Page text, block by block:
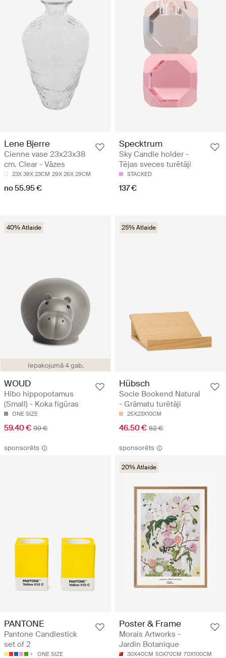
Lene Bjerre
Cienne vase 23x23x38
cm. Clear - Vāzes
23X 38X 23CM 29X 26X 29CM
no 55.95 €
Specktrum
Sky Candle holder -
Tējas sveces turētāji
STACKED
137 €
Iepakojumā 4 gab.
40% Atlaide
WOUD
Hibo hippopotamus
(Small) - Koka figūras
ONE SIZE
59.40 € 99 €
25% Atlaide
Hübsch
Socle Bookend Natural
- Grāmatu turētāji
25X23X10CM
46.50 € 62 €
sponsorēts
PANTONE
Pantone Candlestick
set of 2
ONE SIZE
sponsorēts
20% Atlaide
Poster & Frame
Morais Artworks -
Jardin Botanique
30X40CM 50X70CM 70X100CM